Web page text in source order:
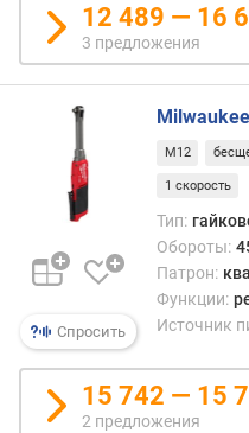
ь
(
В
т
.
к
л
е
12 489 — 16
3 предложения
Спросить
M12
1 скорость
Тип:
Обороты:
Патрон:
Функции:
Источник
15 742 — 15
2 предложения